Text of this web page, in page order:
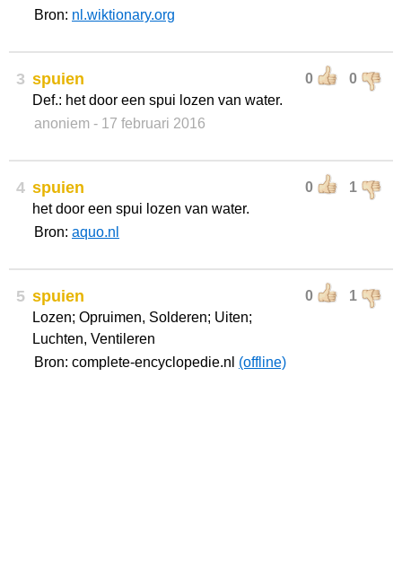
Bron: nl.wiktionary.org
3 0 0
spuien
Def.: het door een spui lozen van water.
anoniem - 17 februari 2016
4 0 1
spuien
het door een spui lozen van water.
Bron: aquo.nl
5 0 1
spuien
Lozen; Opruimen, Solderen; Uiten;
Luchten, Ventileren
Bron: complete-encyclopedie.nl (offline)